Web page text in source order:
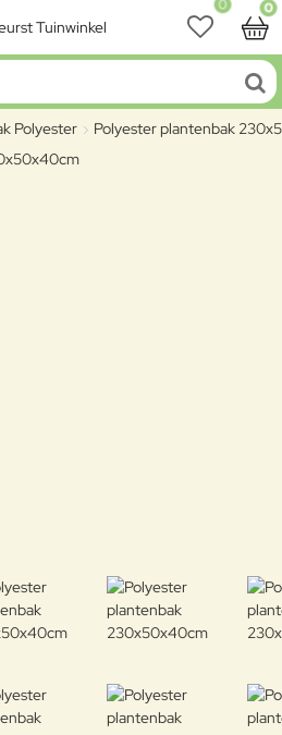
0 0
Polyester Polyester plantenbak